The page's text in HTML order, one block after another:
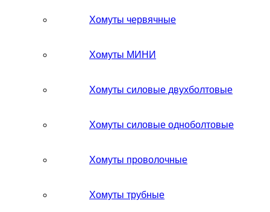
Хомуты червячные
Хомуты МИНИ
Хомуты силовые двухболтовые
Хомуты силовые одноболтовые
Хомуты проволочные
Хомуты трубные